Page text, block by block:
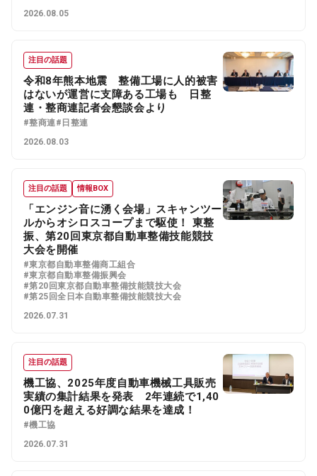
2026.08.05
注目の話題
令和8年熊本地震 整備工場に人的被害
はないが運営に支障ある工場も 日整
連・整商連記者会懇談会より
#整商連#日整連
2026.08.03
注目の話題 情報BOX
「エンジン音に湧く会場」スキャンツー
ルからオシロスコープまで駆使！ 東整
振、第20回東京都自動車整備技能競技
大会を開催
#東京都自動車整備商工組合
#東京都自動車整備振興会
#第20回東京都自動車整備技能競技大会
#第25回全日本自動車整備技能競技大会
2026.07.31
注目の話題
機工協、2025年度自動車機械工具販売
実績の集計結果を発表 2年連続で1,40
0億円を超える好調な結果を達成！
#機工協
2026.07.31